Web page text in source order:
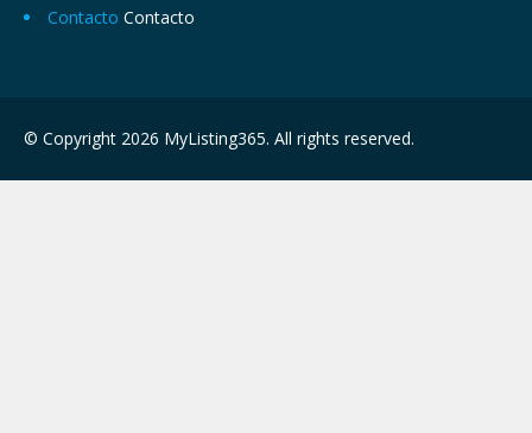
Contacto Contacto
© Copyright 2026 MyListing365. All rights reserved.